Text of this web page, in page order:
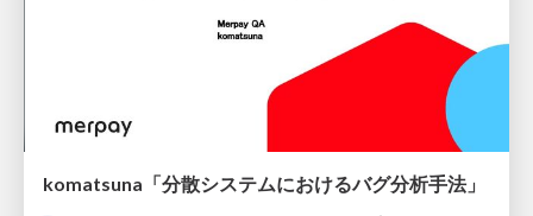
komatsuna「分散システムにおけるバグ分析手法」